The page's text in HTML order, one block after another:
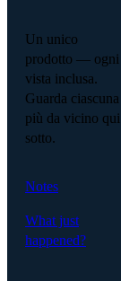
Un unico
prodotto — ogni
vista inclusa.
Guarda ciascuna
più da vicino qui
sotto.
Notes
What just
happened?